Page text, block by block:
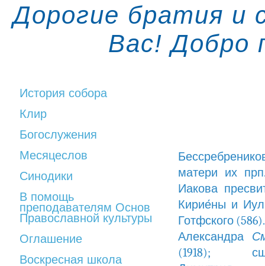
Дорогие братия и
Вас! Добро
История собора
Клир
Богослужения
Месяцеслов
Синодики
В помощь
преподавателям Основ
Православной культуры
Оглашение
Воскресная школа
матери их
Иакова
Кирие́ны и
Готфского
Александра
(1918);